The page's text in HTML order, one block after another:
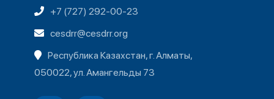
+7 (727) 292-00-23
cesdrr@cesdrr.org
Республика Казахстан, г. Алматы,
050022, ул. Амангельды 73